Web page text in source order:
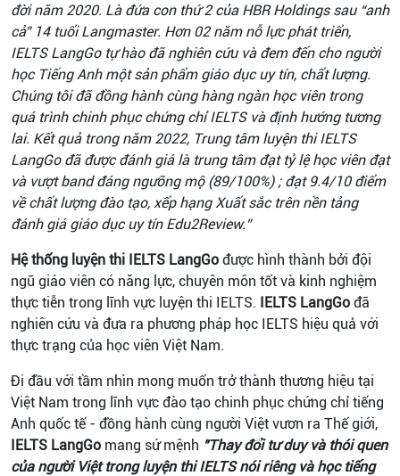
đời năm 2020. Là đứa con thứ 2 của HBR Holdings sau “anh
cả” 14 tuổi Langmaster. Hơn 02 năm nỗ lực phát triển,
IELTS LangGo tự hào đã nghiên cứu và đem đến cho người
học Tiếng Anh một sản phẩm giáo dục uy tín, chất lượng.
Chúng tôi đã đồng hành cùng hàng ngàn học viên trong
quá trình chinh phục chứng chỉ IELTS và định hướng tương
lai. Kết quả trong năm 2022, Trung tâm luyện thi IELTS
LangGo đã được đánh giá là trung tâm đạt tỷ lệ học viên đạt
và vượt band đáng ngưỡng mộ (89/100%) ; đạt 9.4/10 điểm
về chất lượng đào tạo, xếp hạng Xuất sắc trên nền tảng
đánh giá giáo dục uy tín Edu2Review.”
Hệ thống luyện thi IELTS LangGo được hình thành bởi đội
ngũ giáo viên có năng lực, chuyên môn tốt và kinh nghiệm
thực tiễn trong lĩnh vực luyện thi IELTS. IELTS LangGo đã
nghiên cứu và đưa ra phương pháp học IELTS hiệu quả với
thực trạng của học viên Việt Nam.
Đi đầu với tầm nhìn mong muốn trở thành thương hiệu tại
Việt Nam trong lĩnh vực đào tạo chinh phục chứng chỉ tiếng
Anh quốc tế - đồng hành cùng người Việt vươn ra Thế giới,
IELTS LangGo mang sứ mệnh "Thay đổi tư duy và thói quen
của người Việt trong luyện thi IELTS nói riêng và học tiếng